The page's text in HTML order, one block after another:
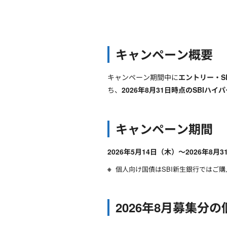
キャンペーン概要
キャンペーン期間中にエントリー・
ち、 2026年8月31日時点のSBIハイ
キャンペーン期間
2026年5月14日（木）～2026年8月
個人向け国債はSBI新生銀行ではご
2026年8月募集分の